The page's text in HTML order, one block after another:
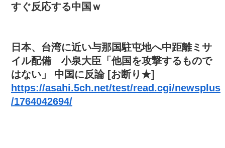
すぐ反応する中国ｗ
日本、台湾に近い与那国駐屯地へ中距離ミサ
イル配備 小泉大臣「他国を攻撃するもので
はない」 中国に反論 [お断り★]
https://asahi.5ch.net/test/read.cgi/newsplus
/1764042694/